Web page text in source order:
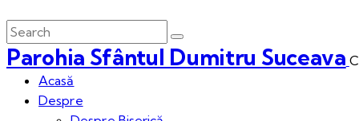
Parohia Sfântul Dumitru Suceava
Acasă
Despre